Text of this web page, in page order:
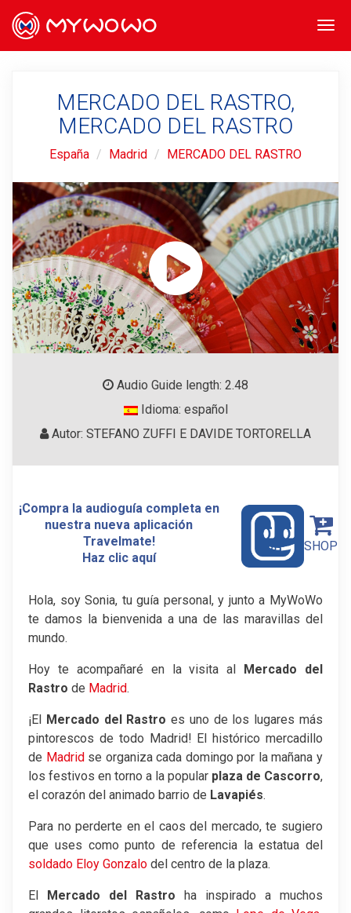
MERCADO DEL RASTRO,
MERCADO DEL RASTRO
España Madrid MERCADO DEL RASTRO
Audio Guide length: 2.48
Idioma: español
Autor: STEFANO ZUFFI E DAVIDE TORTORELLA
¡Compra la audioguía completa en
nuestra nueva aplicación
Travelmate!
Haz clic aquí
SHOP
Hola, soy Sonia, tu guía personal, y junto a MyWoWo
te damos la bienvenida a una de las maravillas del
mundo.
Hoy te acompañaré en la visita al Mercado del
Rastro de Madrid.
¡El Mercado del Rastro es uno de los lugares más
pintorescos de todo Madrid! El histórico mercadillo
de Madridse organiza cada domingo por la mañana y
los festivos en torno a la popular plaza de Cascorro,
el corazón del animado barrio de Lavapiés.
Para no perderte en el caos del mercado, te sugiero
que uses como punto de referencia la estatua del
soldado Eloy Gonzalo del centro de la plaza.
El Mercado del Rastro ha inspirado a muchos